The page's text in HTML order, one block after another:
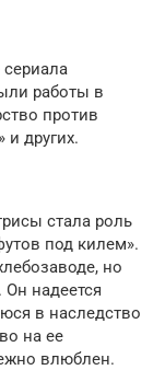
сериала
работы в
против
и других.
стала роль
под килем».
но
Он надеется
в наследство
на ее
влюблен.